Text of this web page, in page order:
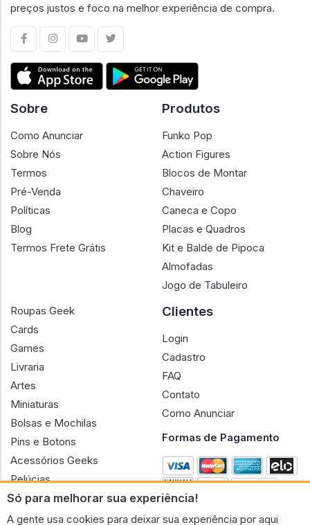
Só para melhorar sua experiência!
A gente usa cookies para deixar sua experiência por aqui
preços justos e foco na melhor experiência de compra.
Sobre
Como Anunciar
Sobre Nós
Termos
Pré-Venda
Políticas
Blog
Termos Frete Grátis
Produtos
Funko Pop
Action Figures
Blocos de Montar
Chaveiro
Caneca e Copo
Placas e Quadros
Kit e Balde de Pipoca
Almofadas
Jogo de Tabuleiro
Roupas Geek
Cards
Games
Livraria
Artes
Miniaturas
Bolsas e Mochilas
Pins e Botons
Acessórios Geeks
Pelúcias
Bonecas
Clientes
Login
Cadastro
FAQ
Contato
Como Anunciar
Formas de Pagamento